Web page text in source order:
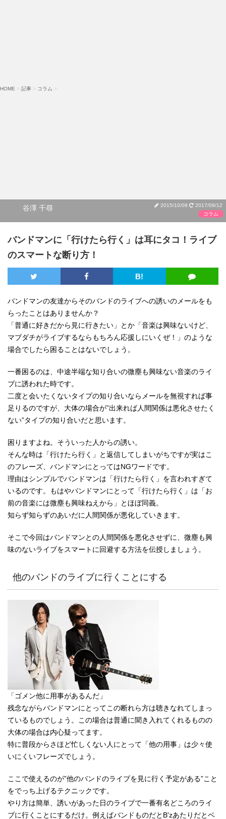
HOME > 記事 > コラム >
谷澤 千尋 2015/10/09
2017/09/12
コラム
バンドマンに「行けたら行く」は耳にタコ！ライブ
のスマートな断り方！
B!
バンドマンの友達からそのバンドのライブへの誘いのメールをも
らったことはありませんか？
「普通に好きだから見に行きたい」とか「音楽は興味ないけど、
マブダチがライブするならもちろん応援しにいくぜ！」のような
場合でしたら困ることはないでしょう。
一番困るのは、中途半端な知り合いの微塵も興味ない音楽のライ
ブに誘われた時です。
二度と会いたくないタイプの知り合いならメールを無視すれば事
足りるのですが、大体の場合が”出来れば人間関係は悪化させたく
ない”タイプの知り合いだと思います。
困りますよね。そういった人からの誘い。
そんな時は「行けたら行く」と返信してしまいがちですが実はこ
のフレーズ、バンドマンにとってはNGワードです。
理由はシンプルでバンドマンは「行けたら行く」を言われすぎて
いるのです。もはやバンドマンにとって「行けたら行く」は「お
前の音楽には微塵も興味ねえから」とほぼ同義。
知らず知らずのあいだに人間関係が悪化していきます。
そこで今回はバンドマンとの人間関係を悪化させずに、微塵も興
味のないライブをスマートに回避する方法を伝授しましょう。
他のバンドのライブに行くことにする
「ゴメン他に用事があるんだ」
残念ながらバンドマンにとってこの断れら方は聴きなれてしまっ
ているものでしょう。この場合は普通に聞き入れてくれるものの
大体の場合は内心疑ってます。
特に普段からさほど忙しくない人にとって「他の用事」は少々使
いにくいフレーズでしょう。
ここで使えるのが”他のバンドのライブを見に行く予定がある”こと
をでっち上げるテクニックです。
やり方は簡単、誘いがあった日のライブで一番有名どころのライ
ブに行くことにするだけ。例えばバンドものだとB'zあたりだとベ